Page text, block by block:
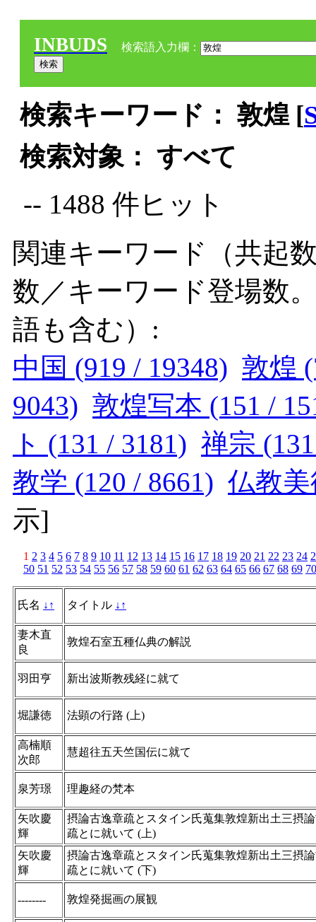
INBUDS 検索語入力欄：
検索キーワード： 敦煌 [
検索対象： すべて
-- 1488 件ヒット
関連キーワード（共起
数／キーワード登場数
語も含む）:
中国 (919 / 19348) 敦煌
9043) 敦煌写本 (151 /
ト (131 / 3181) 禅宗
教学 (120 / 8661) 仏教美
示]
1 2 3 4 5 6 7 8 9 10 11 12 13 14 15 16 17 18 19 20 21 22 23 24
50 51 52 53 54 55 56 57 58 59 60 61 62 63 64 65 66 67 68 69 70
氏名 ↓ ↑ タイトル ↓ ↑
妻木直
良
敦煌石室五種仏典の解説
羽田亨 新出波斯教残経に就て
堀謙徳 法顕の行路 (上)
高楠順
次郎
慧超往五天竺国伝に就て
泉芳璟 理趣経の梵本
矢吹慶
輝
摂論古逸章疏とスタイン氏蒐集敦煌新出土三摂
疏とに就いて (上)
矢吹慶
輝
摂論古逸章疏とスタイン氏蒐集敦煌新出土三摂
疏とに就いて (下)
-------- 敦煌発掘画の展観